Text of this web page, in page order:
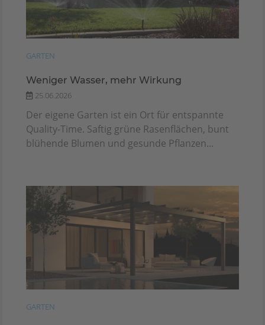
GARTEN
Weniger Wasser, mehr Wirkung
25.06.2026
Der eigene Garten ist ein Ort für entspannte
Quality-Time. Saftig grüne Rasenflächen, bunt
blühende Blumen und gesunde Pflanzen...
GARTEN